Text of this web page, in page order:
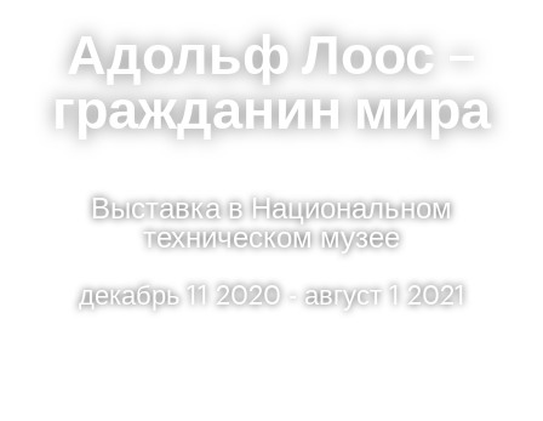
Адольф Лоос –
гражданин мира
Выставка в Национальном
техническом музее
декабрь 11 2020 - август 1 2021